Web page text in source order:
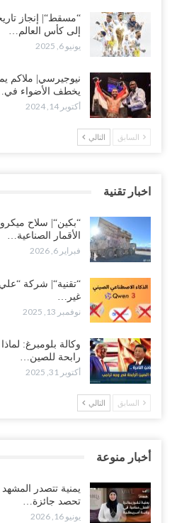
“مسقط“| إنجاز
إلى كأس العالم…
يونيو 6, 2025
نيوجيرسي| ملاكم
يخطف الأضواء
أكتوبر 14, 2024
السابق التالي
اخبار تقنية
“بكين“| سلاح
الأقمار الصناعية…
فبراير 6, 2026
“تقنية“| شركة “علي
غير…
نوفمبر 13, 2025
وكالة بلومبرغ:
رابحة للصين…
أكتوبر 31, 2025
السابق التالي
أخبار منوعة
يمنية تتصدر
تحصد جائزة…
يونيو 16, 2026